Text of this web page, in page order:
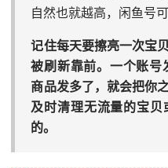
自然也就越高，闲鱼号
记住每天要擦亮一次宝
被刷新靠前。一个账号
商品发多了，就会把你
及时清理无流量的宝
的。